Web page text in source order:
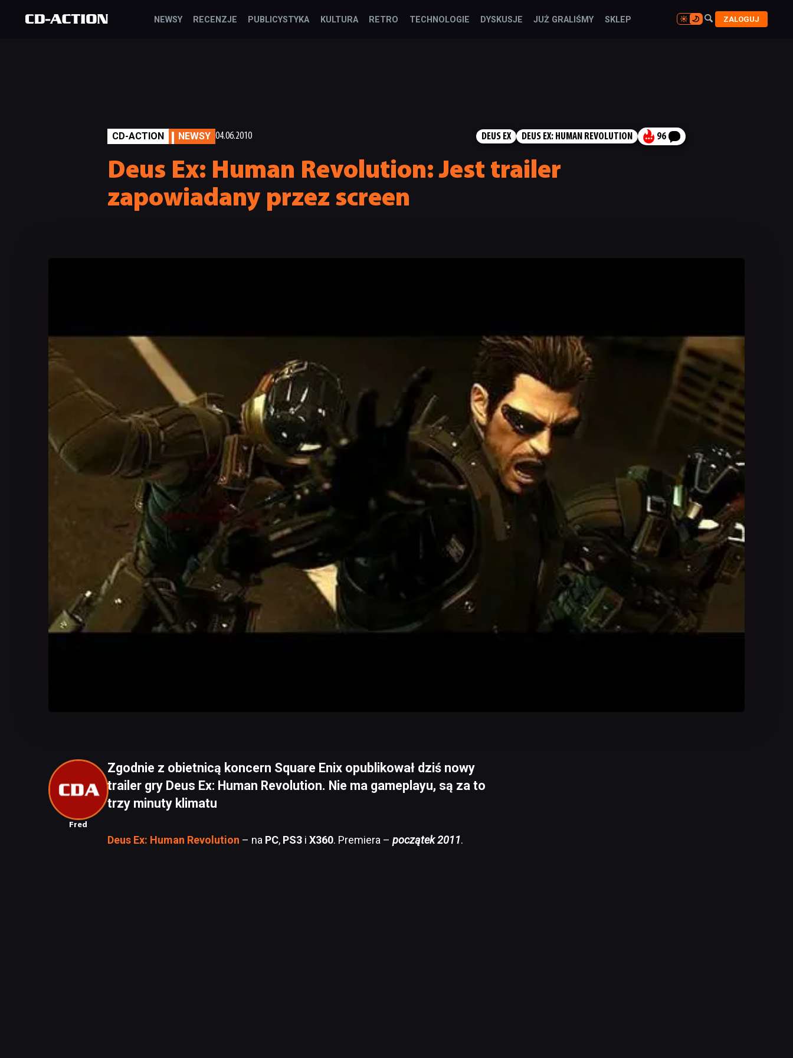
NEWSY RECENZJE PUBLICYSTYKA KULTURA RETRO TECHNOLOGIE DYSKUSJE JUŻ GRALIŚMY SKLEP 
 ZALOGUJ
CD-ACTION NEWSY 04.06.2010 DEUS EX DEUS EX: HUMAN REVOLUTION 96
Deus Ex: Human Revolution: Jest trailer
zapowiadany przez screen
Fred
Zgodnie z obietnicą koncern Square Enix opublikował dziś nowy
trailer gry Deus Ex: Human Revolution. Nie ma gameplayu, są za to
trzy minuty klimatu
Deus Ex: Human Revolution – na PC, PS3 i X360. Premiera – początek 2011.